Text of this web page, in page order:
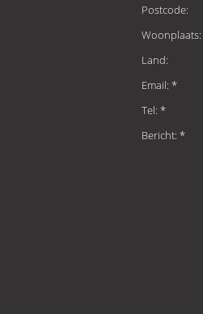
Postcode:
Woonplaats:
Land:
Email: *
Tel: *
Bericht: *